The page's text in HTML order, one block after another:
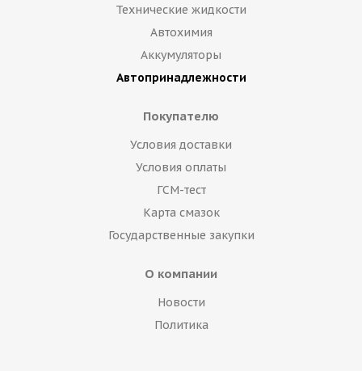
Технические жидкости
Автохимия
Аккумуляторы
Автопринадлежности
Покупателю
Условия доставки
Условия оплаты
ГСМ-тест
Карта смазок
Государственные закупки
О компании
Новости
Политика